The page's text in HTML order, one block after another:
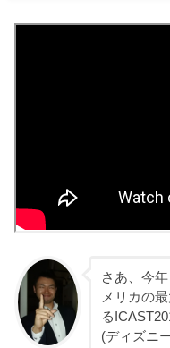
さあ、今
メリカの
る
(ディズニ